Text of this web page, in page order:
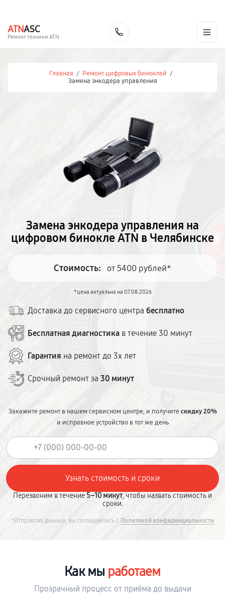
ATNASC
Ремонт техники ATN
Главная / Ремонт цифровых биноклей /
Замена энкодера управления
Замена энкодера управления на
цифровом бинокле ATN в Челябинске
Стоимость: от 5400 рублей*
*цена актуальна на 07.08.2026
Доставка до сервисного центра бесплатно
Бесплатная диагностика в течение 30 минут
Гарантия на ремонт до 3х лет
Срочный ремонт за 30 минут
Закажите ремонт в нашем сервисном центре, и получитескидку 20%
и исправное устройство в тот же день
Перезвоним в течение5–10 минут, чтобы назвать стоимость и
сроки.
*Отправляя данные, вы соглашаетесь с Политикой конфиденциальности
Как мы работаем
Прозрачный процесс от приёма до выдачи